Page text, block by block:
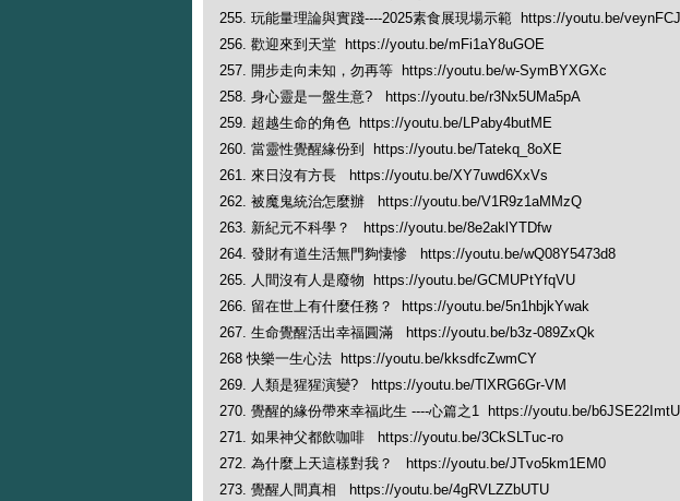
255. 玩能量理論與實踐----2025素食展現場示範 https://youtu.be/
256. 歡迎來到天堂 https://youtu.be/mFi1aY8uGOE
257. 開步走向未知，勿再等 https://youtu.be/w-SymBYXGXc
258. 身心靈是一盤生意? https://youtu.be/r3Nx5UMa5pA
259. 超越生命的角色 https://youtu.be/LPaby4butME
260. 當靈性覺醒緣份到 https://youtu.be/Tatekq_8oXE
261. 來日沒有方長 https://youtu.be/XY7uwd6XxVs
262. 被魔鬼統治怎麼辦 https://youtu.be/V1R9z1aMMzQ
263. 新紀元不科學？ https://youtu.be/8e2aklYTDfw
264. 發財有道生活無門夠悽慘 https://youtu.be/wQ08Y5473d8
265. 人間沒有人是廢物 https://youtu.be/GCMUPtYfqVU
266. 留在世上有什麼任務？ https://youtu.be/5n1hbjkYwak
267. 生命覺醒活出幸福圓滿 https://youtu.be/b3z-089ZxQk
268 快樂一生心法 https://youtu.be/kksdfcZwmCY
269. 人類是猩猩演變? https://youtu.be/TlXRG6Gr-VM
270. 覺醒的緣份帶來幸福此生 ----心篇之1 https://youtu.be/b6JSE22ImtU
271. 如果神父都飲咖啡 https://youtu.be/3CkSLTuc-ro
272. 為什麼上天這樣對我？ https://youtu.be/JTvo5km1EM0
273. 覺醒人間真相 https://youtu.be/4gRVLZZbUTU